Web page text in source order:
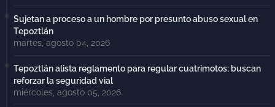
Sujetan a proceso a un hombre por presunto abuso sexual en
Tepoztlán
martes, agosto 04, 2026
Tepoztlán alista reglamento para regular cuatrimotos; buscan
reforzar la seguridad vial
miércoles, agosto 05, 2026